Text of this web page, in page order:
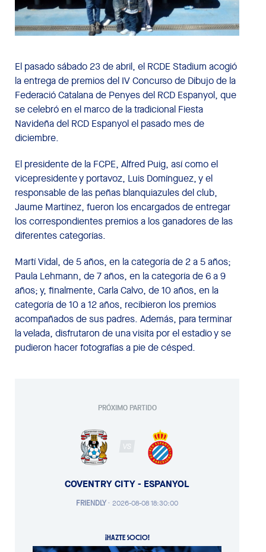
El pasado sábado 23 de abril, el RCDE Stadium acogió
la entrega de premios del IV Concurso de Dibujo de la
Federació Catalana de Penyes del RCD Espanyol, que
se celebró en el marco de la tradicional Fiesta
Navideña del RCD Espanyol el pasado mes de
diciembre.
El presidente de la FCPE, Alfred Puig, así como el
vicepresidente y portavoz, Luis Domínguez, y el
responsable de las peñas blanquiazules del club,
Jaume Martínez, fueron los encargados de entregar
los correspondientes premios a los ganadores de las
diferentes categorías.
Martí Vidal, de 5 años, en la categoría de 2 a 5 años;
Paula Lehmann, de 7 años, en la categoría de 6 a 9
años; y, finalmente, Carla Calvo, de 10 años, en la
categoría de 10 a 12 años, recibieron los premios
acompañados de sus padres. Además, para terminar
la velada, disfrutaron de una visita por el estadio y se
pudieron hacer fotografías a pie de césped.
PRÓXIMO PARTIDO
VS
COVENTRY CITY - ESPANYOL
FRIENDLY· 2026-08-08 18:30:00
¡HAZTE SOCIO!